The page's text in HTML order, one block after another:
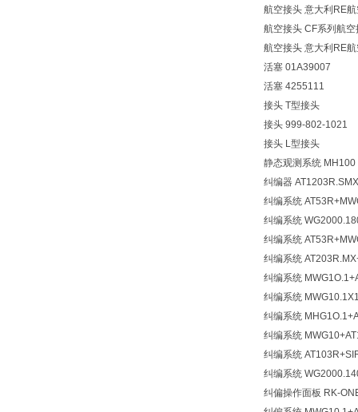
航空接头 意大利RE
航空接头 CF系列航空
航空接头 意大利RE
活塞 01A39007
活塞 4255111
接头 T型接头
接头 999-802-1021
接头 L型接头
静态观测系统 MH100
纠编器
纠编系统
纠编系统
纠编系统
纠编系统
纠编系统
纠编系统
纠编系统
纠编系统
纠编系统
纠编系统
纠偏操作面板 RK-